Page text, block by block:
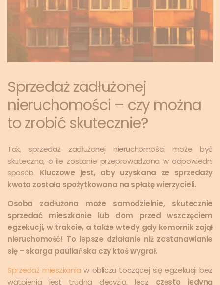
Sprzedaż zadłużonej
nieruchomości – czy można
to zrobić skutecznie?
Tak, sprzedaż zadłużonej nieruchomości może być
skuteczna, o ile zostanie przeprowadzona w odpowiedni
sposób. Kluczowe jest, aby uzyskana ze sprzedaży
kwota została spożytkowana na spłatę wierzycieli.
Osoba zadłużona może samodzielnie, skutecznie
sprzedać mieszkanie lub dom przed wszczęciem
egzekucji, w trakcie, a także wtedy gdy komornik zajął
nieruchomość! To lepsze działanie niż zastanawianie
się – skarga pauliańska czy ktoś wygrał.
Sprzedaż mieszkania w obliczu toczącej się egzekucji bez
wątpienia jest trudną decyzją, lecz często jedyną